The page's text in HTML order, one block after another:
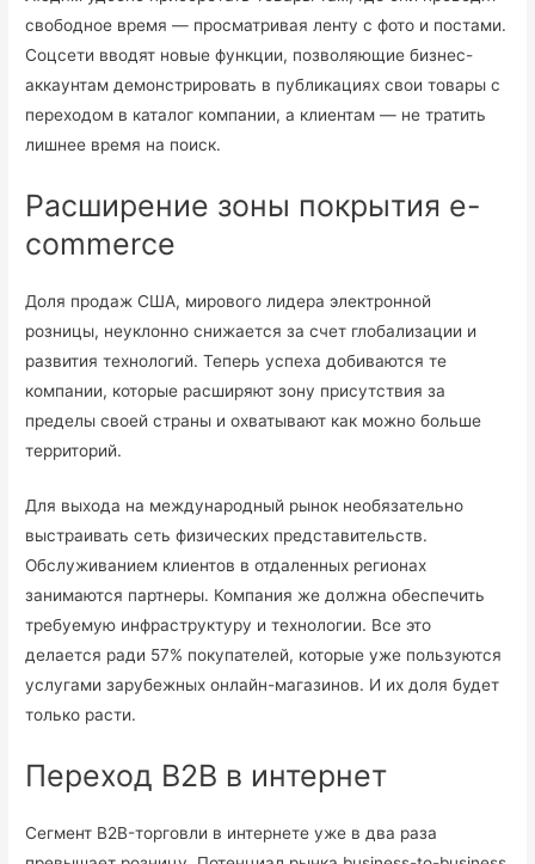
свободное время — просматривая ленту с фото и постами.
Соцсети вводят новые функции, позволяющие бизнес-
аккаунтам демонстрировать в публикациях свои товары с
переходом в каталог компании, а клиентам — не тратить
лишнее время на поиск.
Расширение зоны покрытия e-
commerce
Доля продаж США, мирового лидера электронной
розницы, неуклонно снижается за счет глобализации и
развития технологий. Теперь успеха добиваются те
компании, которые расширяют зону присутствия за
пределы своей страны и охватывают как можно больше
территорий.
Для выхода на международный рынок необязательно
выстраивать сеть физических представительств.
Обслуживанием клиентов в отдаленных регионах
занимаются партнеры. Компания же должна обеспечить
требуемую инфраструктуру и технологии. Все это
делается ради 57% покупателей, которые уже пользуются
услугами зарубежных онлайн-магазинов. И их доля будет
только расти.
Переход В2В в интернет
Сегмент B2B-торговли в интернете уже в два раза